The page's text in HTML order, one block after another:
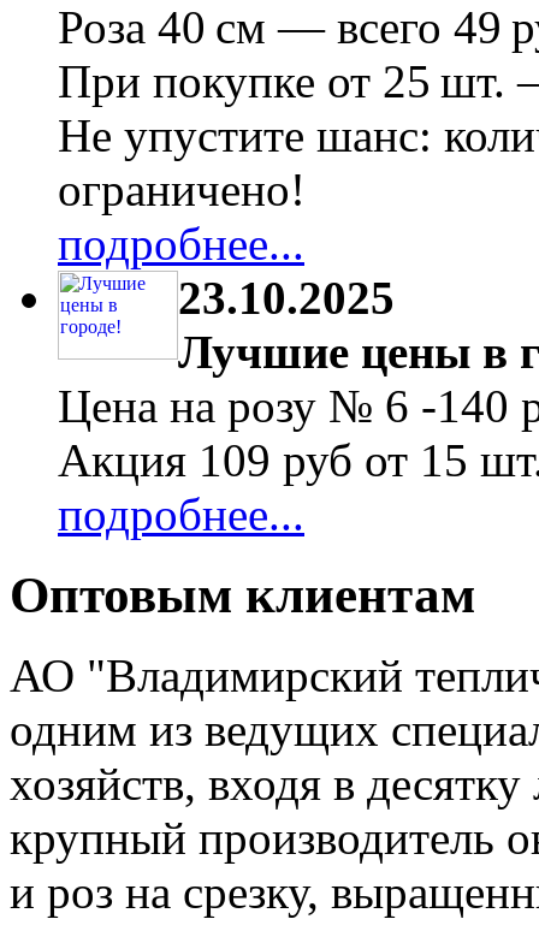
Роза 40 см — всего 49
При покупке от 25 шт.
Не упустите шанс:
ограничено!
подробнее...
23.10.2025
Лучшие цены в
Цена на розу № 6 -140
Акция 109 руб от 15
подробнее...
Оптовым клиентам
АО "Владимирский
одним из ведущих
хозяйств, входя в
крупный производитель
и роз на срезку,